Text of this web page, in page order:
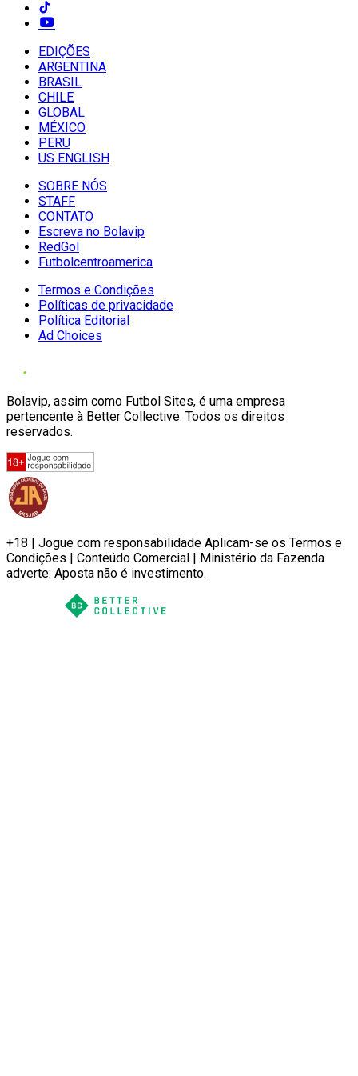
EDIÇÕES
ARGENTINA
BRASIL
CHILE
GLOBAL
MÉXICO
PERU
US ENGLISH
SOBRE NÓS
STAFF
CONTATO
Escreva no Bolavip
RedGol
Futbolcentroamerica
Termos e Condições
Políticas de privacidade
Política Editorial
Ad Choices
Bolavip, assim como Futbol Sites, é uma empresa
pertencente à Better Collective. Todos os direitos
reservados.
+18 | Jogue com responsabilidade Aplicam-se os Termos e
Condições | Conteúdo Comercial | Ministério da Fazenda
adverte: Aposta não é investimento.